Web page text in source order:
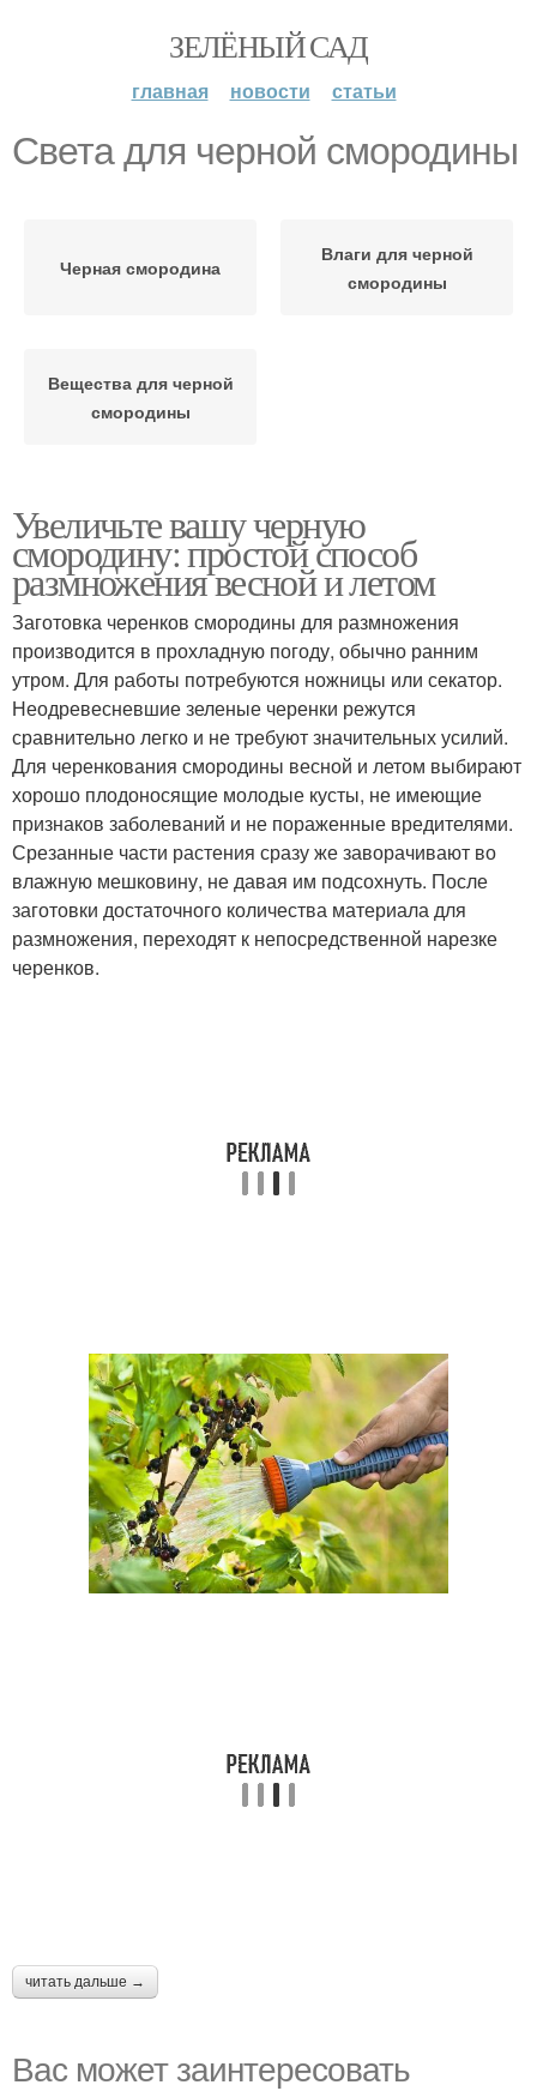
ЗЕЛЁНЫЙ САД
главная новости статьи
Света для черной смородины
Черная смородина
Влаги для черной
смородины
Вещества для черной
смородины
Увеличьте вашу черную
смородину: простой способ
размножения весной и летом
Заготовка черенков смородины для размножения
производится в прохладную погоду, обычно ранним
утром. Для работы потребуются ножницы или секатор.
Неодревесневшие зеленые черенки режутся
сравнительно легко и не требуют значительных усилий.
Для черенкования смородины весной и летом выбирают
хорошо плодоносящие молодые кусты, не имеющие
признаков заболеваний и не пораженные вредителями.
Срезанные части растения сразу же заворачивают во
влажную мешковину, не давая им подсохнуть. После
заготовки достаточного количества материала для
размножения, переходят к непосредственной нарезке
черенков.
читать дальше →
Вас может заинтересовать